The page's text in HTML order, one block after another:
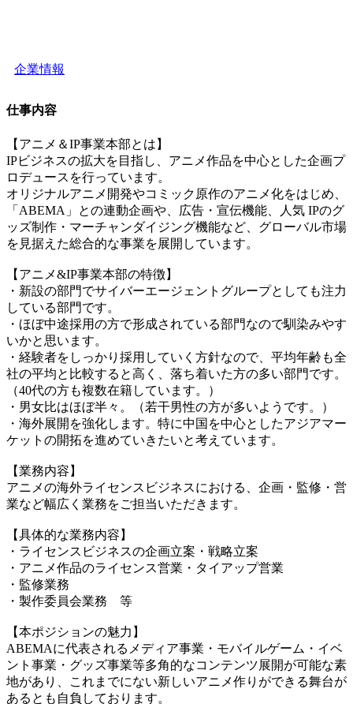
企業情報
仕事内容
【アニメ＆IP事業本部とは】
IPビジネスの拡大を目指し、アニメ作品を中心とした企画プ
ロデュースを行っています。
オリジナルアニメ開発やコミック原作のアニメ化をはじめ、
「ABEMA」との連動企画や、広告・宣伝機能、人気 IPのグ
ッズ制作・マーチャンダイジング機能など、グローバル市場
を見据えた総合的な事業を展開しています。
【アニメ&IP事業本部の特徴】
・新設の部門でサイバーエージェントグループとしても注力
している部門です。
・ほぼ中途採用の方で形成されている部門なので馴染みやす
いかと思います。
・経験者をしっかり採用していく方針なので、平均年齢も全
社の平均と比較すると高く、落ち着いた方の多い部門です。
（40代の方も複数在籍しています。）
・男女比はほぼ半々。（若干男性の方が多いようです。）
・海外展開を強化します。特に中国を中心としたアジアマー
ケットの開拓を進めていきたいと考えています。
【業務内容】
アニメの海外ライセンスビジネスにおける、企画・監修・営
業など幅広く業務をご担当いただきます。
【具体的な業務内容】
・ライセンスビジネスの企画立案・戦略立案
・アニメ作品のライセンス営業・タイアップ営業
・監修業務
・製作委員会業務 等
【本ポジションの魅力】
ABEMAに代表されるメディア事業・モバイルゲーム・イベ
ント事業・グッズ事業等多角的なコンテンツ展開が可能な素
地があり、これまでにない新しいアニメ作りができる舞台が
あるとも自負しております。